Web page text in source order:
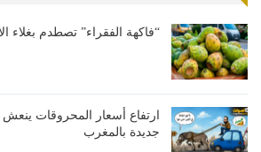
“فاكهة الفقراء” تصطدم بغلاء
ارتفاع أسعار المحروقات
جديدة بالمغرب